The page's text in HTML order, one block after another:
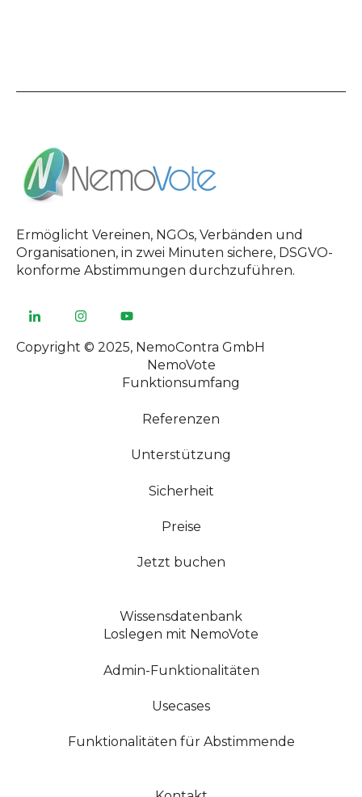
Ermöglicht Vereinen, NGOs, Verbänden und
Organisationen, in zwei Minuten sichere, DSGVO-
konforme Abstimmungen durchzuführen.
Copyright © 2025, NemoContra GmbH
NemoVote
Funktionsumfang
Referenzen
Unterstützung
Sicherheit
Preise
Jetzt buchen
Wissensdatenbank
Loslegen mit NemoVote
Admin-Funktionalitäten
Usecases
Funktionalitäten für Abstimmende